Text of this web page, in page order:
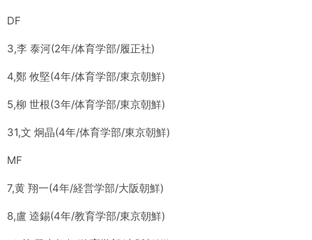
DF
3,李 泰河(2年/体育学部/履正社)
4,鄭 攸堅(4年/体育学部/東京朝鮮)
5,柳 世根(3年/体育学部/東京朝鮮)
31,文 炯晶(4年/体育学部/東京朝鮮)
MF
7,黄 翔一(4年/経営学部/大阪朝鮮)
8,盧 逵錫(4年/教育学部/東京朝鮮)